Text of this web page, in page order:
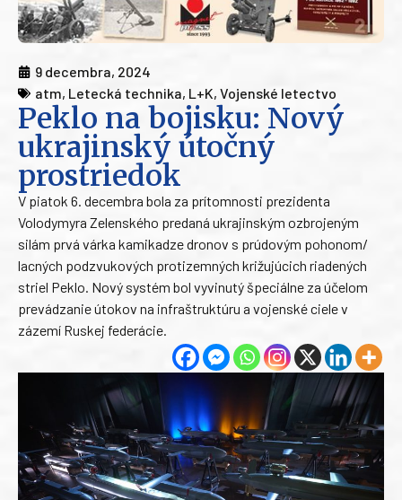
9 decembra, 2024
atm, Letecká technika, L+K, Vojenské letectvo
Peklo na bojisku: Nový
ukrajinský útočný
prostriedok
V piatok 6. decembra bola za prítomnosti prezidenta
Volodymyra Zelenského predaná ukrajinským ozbrojeným
silám prvá várka kamikadze dronov s prúdovým pohonom/
lacných podzvukových protizemných križujúcich riadených
striel Peklo. Nový systém bol vyvinutý špeciálne za účelom
prevádzanie útokov na infraštruktúru a vojenské ciele v
zázemí Ruskej federácie.